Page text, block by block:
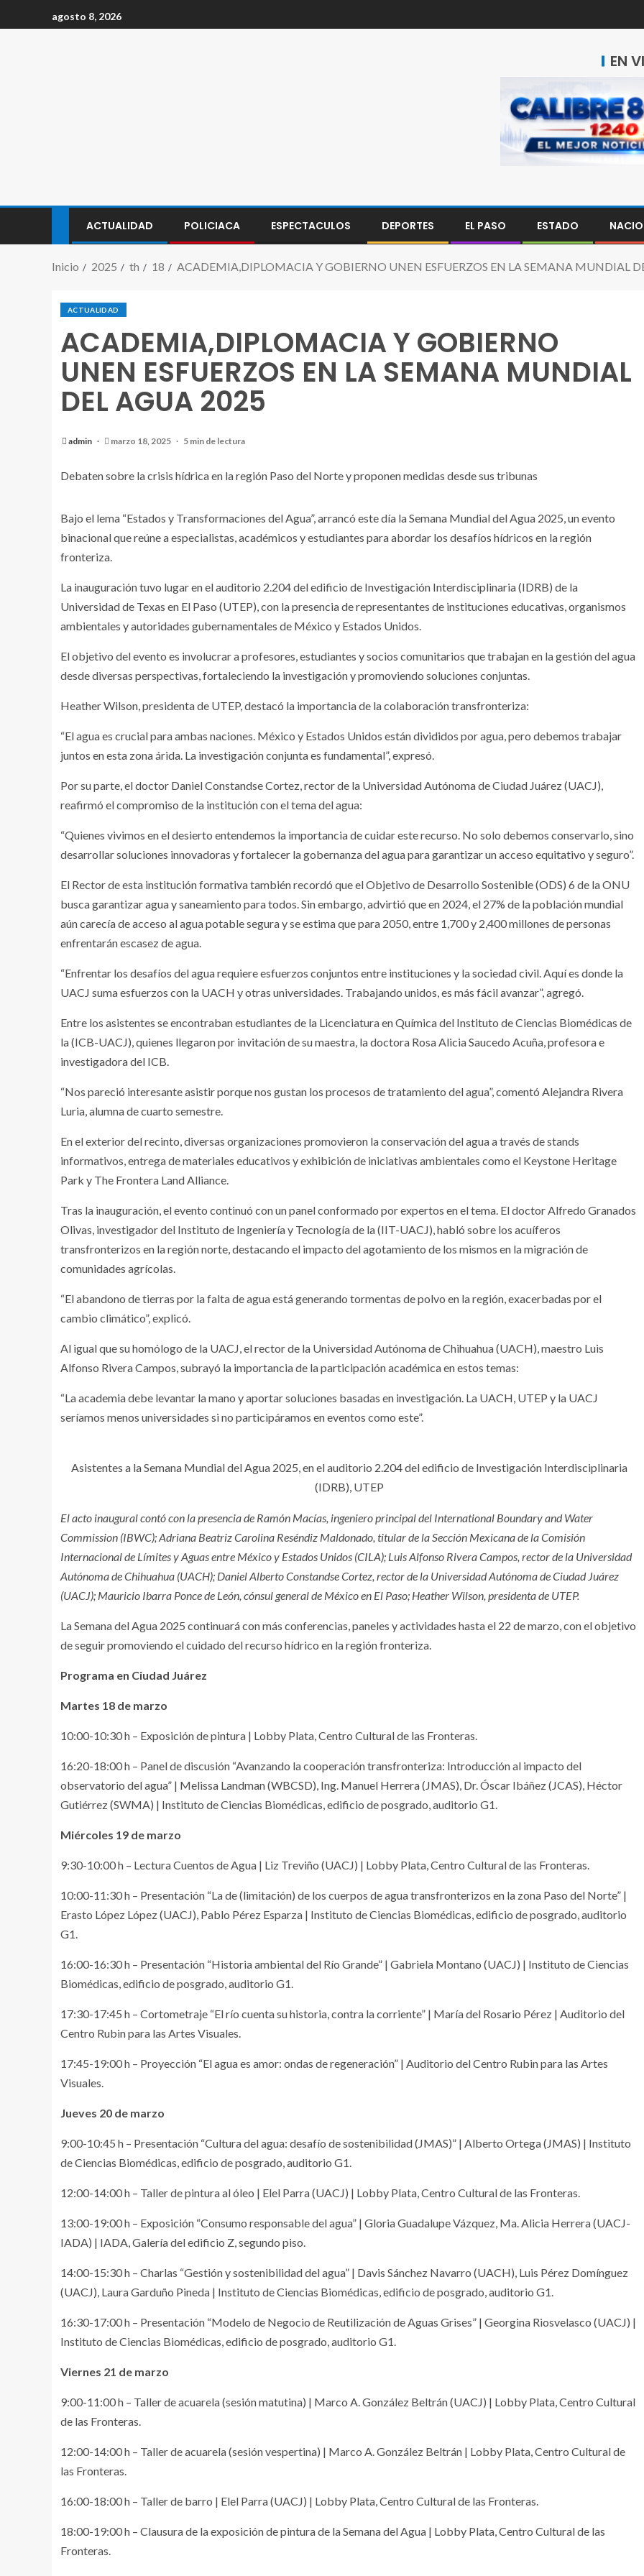
agosto 8, 2026
EN
ACTUALIDAD POLICIACA ESPECTACULOS DEPORTES EL PASO ESTADO
Inicio 2025 th 18 ACADEMIA,DIPLOMACIA Y GOBIERNO UNEN ESFUERZOS EN LA SEMANA MUNDIAL
ACTUALIDAD
ACADEMIA,DIPLOMACIA Y GOBIERNO
UNEN ESFUERZOS EN LA SEMANA MUNDIAL
DEL AGUA 2025
admin marzo 18, 2025 5 min de lectura
Debaten sobre la crisis hídrica en la región Paso del Norte y proponen medidas desde sus tribunas
Bajo el lema “Estados y Transformaciones del Agua”, arrancó este día la Semana Mundial del Agua 2025, un evento
binacional que reúne a especialistas, académicos y estudiantes para abordar los desafíos hídricos en la región
fronteriza.
La inauguración tuvo lugar en el auditorio 2.204 del edificio de Investigación Interdisciplinaria (IDRB) de la
Universidad de Texas en El Paso (UTEP), con la presencia de representantes de instituciones educativas, organismos
ambientales y autoridades gubernamentales de México y Estados Unidos.
El objetivo del evento es involucrar a profesores, estudiantes y socios comunitarios que trabajan en la gestión del agua
desde diversas perspectivas, fortaleciendo la investigación y promoviendo soluciones conjuntas.
Heather Wilson, presidenta de UTEP, destacó la importancia de la colaboración transfronteriza:
“El agua es crucial para ambas naciones. México y Estados Unidos están divididos por agua, pero debemos trabajar
juntos en esta zona árida. La investigación conjunta es fundamental”, expresó.
Por su parte, el doctor Daniel Constandse Cortez, rector de la Universidad Autónoma de Ciudad Juárez (UACJ),
reafirmó el compromiso de la institución con el tema del agua:
“Quienes vivimos en el desierto entendemos la importancia de cuidar este recurso. No solo debemos conservarlo, sino
desarrollar soluciones innovadoras y fortalecer la gobernanza del agua para garantizar un acceso equitativo y seguro”.
El Rector de esta institución formativa también recordó que el Objetivo de Desarrollo Sostenible (ODS) 6 de la ONU
busca garantizar agua y saneamiento para todos. Sin embargo, advirtió que en 2024, el 27% de la población mundial
aún carecía de acceso al agua potable segura y se estima que para 2050, entre 1,700 y 2,400 millones de personas
enfrentarán escasez de agua.
“Enfrentar los desafíos del agua requiere esfuerzos conjuntos entre instituciones y la sociedad civil. Aquí es donde la
UACJ suma esfuerzos con la UACH y otras universidades. Trabajando unidos, es más fácil avanzar”, agregó.
Entre los asistentes se encontraban estudiantes de la Licenciatura en Química del Instituto de Ciencias Biomédicas de
la (ICB-UACJ), quienes llegaron por invitación de su maestra, la doctora Rosa Alicia Saucedo Acuña, profesora e
investigadora del ICB.
“Nos pareció interesante asistir porque nos gustan los procesos de tratamiento del agua”, comentó Alejandra Rivera
Luria, alumna de cuarto semestre.
En el exterior del recinto, diversas organizaciones promovieron la conservación del agua a través de stands
informativos, entrega de materiales educativos y exhibición de iniciativas ambientales como el Keystone Heritage
Park y The Frontera Land Alliance.
Tras la inauguración, el evento continuó con un panel conformado por expertos en el tema. El doctor Alfredo Granados
Olivas, investigador del Instituto de Ingeniería y Tecnología de la (IIT-UACJ), habló sobre los acuíferos
transfronterizos en la región norte, destacando el impacto del agotamiento de los mismos en la migración de
comunidades agrícolas.
“El abandono de tierras por la falta de agua está generando tormentas de polvo en la región, exacerbadas por el
cambio climático”, explicó.
Al igual que su homólogo de la UACJ, el rector de la Universidad Autónoma de Chihuahua (UACH), maestro Luis
Alfonso Rivera Campos, subrayó la importancia de la participación académica en estos temas:
“La academia debe levantar la mano y aportar soluciones basadas en investigación. La UACH, UTEP y la UACJ
seríamos menos universidades si no participáramos en eventos como este”.
Asistentes a la Semana Mundial del Agua 2025, en el auditorio 2.204 del edificio de Investigación Interdisciplinaria
(IDRB), UTEP
El acto inaugural contó con la presencia de Ramón Macías, ingeniero principal del International Boundary and Water
Commission (IBWC); Adriana Beatriz Carolina Reséndiz Maldonado, titular de la Sección Mexicana de la Comisión
Internacional de Límites y Aguas entre México y Estados Unidos (CILA); Luis Alfonso Rivera Campos, rector de la Universidad
Autónoma de Chihuahua (UACH); Daniel Alberto Constandse Cortez, rector de la Universidad Autónoma de Ciudad Juárez
(UACJ); Mauricio Ibarra Ponce de León, cónsul general de México en El Paso; Heather Wilson, presidenta de UTEP.
La Semana del Agua 2025 continuará con más conferencias, paneles y actividades hasta el 22 de marzo, con el objetivo
de seguir promoviendo el cuidado del recurso hídrico en la región fronteriza.
Programa en Ciudad Juárez
Martes 18 de marzo
10:00-10:30 h – Exposición de pintura | Lobby Plata, Centro Cultural de las Fronteras.
16:20-18:00 h – Panel de discusión “Avanzando la cooperación transfronteriza: Introducción al impacto del
observatorio del agua” | Melissa Landman (WBCSD), Ing. Manuel Herrera (JMAS), Dr. Óscar Ibáñez (JCAS), Héctor
Gutiérrez (SWMA) | Instituto de Ciencias Biomédicas, edificio de posgrado, auditorio G1.
Miércoles 19 de marzo
9:30-10:00 h – Lectura Cuentos de Agua | Liz Treviño (UACJ) | Lobby Plata, Centro Cultural de las Fronteras.
10:00-11:30 h – Presentación “La de (limitación) de los cuerpos de agua transfronterizos en la zona Paso del Norte” |
Erasto López López (UACJ), Pablo Pérez Esparza | Instituto de Ciencias Biomédicas, edificio de posgrado, auditorio
G1.
16:00-16:30 h – Presentación “Historia ambiental del Río Grande” | Gabriela Montano (UACJ) | Instituto de Ciencias
Biomédicas, edificio de posgrado, auditorio G1.
17:30-17:45 h – Cortometraje “El río cuenta su historia, contra la corriente” | María del Rosario Pérez | Auditorio del
Centro Rubin para las Artes Visuales.
17:45-19:00 h – Proyección “El agua es amor: ondas de regeneración” | Auditorio del Centro Rubin para las Artes
Visuales.
Jueves 20 de marzo
9:00-10:45 h – Presentación “Cultura del agua: desafío de sostenibilidad (JMAS)” | Alberto Ortega (JMAS) | Instituto
de Ciencias Biomédicas, edificio de posgrado, auditorio G1.
12:00-14:00 h – Taller de pintura al óleo | Elel Parra (UACJ) | Lobby Plata, Centro Cultural de las Fronteras.
13:00-19:00 h – Exposición “Consumo responsable del agua” | Gloria Guadalupe Vázquez, Ma. Alicia Herrera (UACJ-
IADA) | IADA, Galería del edificio Z, segundo piso.
14:00-15:30 h – Charlas “Gestión y sostenibilidad del agua” | Davis Sánchez Navarro (UACH), Luis Pérez Domínguez
(UACJ), Laura Garduño Pineda | Instituto de Ciencias Biomédicas, edificio de posgrado, auditorio G1.
16:30-17:00 h – Presentación “Modelo de Negocio de Reutilización de Aguas Grises” | Georgina Riosvelasco (UACJ) |
Instituto de Ciencias Biomédicas, edificio de posgrado, auditorio G1.
Viernes 21 de marzo
9:00-11:00 h – Taller de acuarela (sesión matutina) | Marco A. González Beltrán (UACJ) | Lobby Plata, Centro Cultural
de las Fronteras.
12:00-14:00 h – Taller de acuarela (sesión vespertina) | Marco A. González Beltrán | Lobby Plata, Centro Cultural de
las Fronteras.
16:00-18:00 h – Taller de barro | Elel Parra (UACJ) | Lobby Plata, Centro Cultural de las Fronteras.
18:00-19:00 h – Clausura de la exposición de pintura de la Semana del Agua | Lobby Plata, Centro Cultural de las
Fronteras.